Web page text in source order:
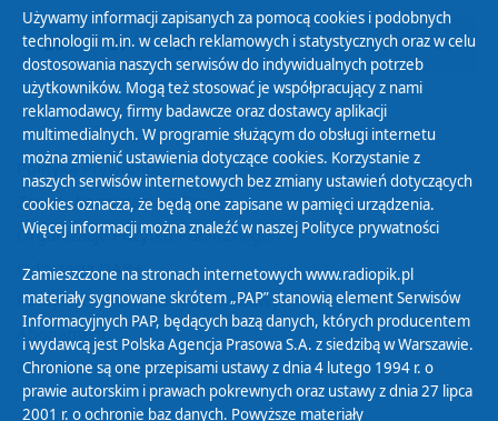
26 27 28 29 30 31 01
Polityka Prywatności
Zasady korzystania z Serwisu
Organizacje Pożytku Publicznego
Cyfryzacja DAB+
Polityka ochrony danych osobowych
Abonament
Zamówienia publiczne
Używamy informacji zapisanych za pomocą cookies i podobnych
technologii m.in. w celach reklamowych i statystycznych oraz w celu
dostosowania naszych serwisów do indywidualnych potrzeb
użytkowników. Mogą też stosować je współpracujący z nami
reklamodawcy, firmy badawcze oraz dostawcy aplikacji
multimedialnych. W programie służącym do obsługi internetu
można zmienić ustawienia dotyczące cookies. Korzystanie z
naszych serwisów internetowych bez zmiany ustawień dotyczących
cookies oznacza, że będą one zapisane w pamięci urządzenia.
Więcej informacji można znaleźć w naszej Polityce prywatności
Zamieszczone na stronach internetowych www.radiopik.pl
materiały sygnowane skrótem „PAP” stanowią element Serwisów
Informacyjnych PAP, będących bazą danych, których producentem
i wydawcą jest Polska Agencja Prasowa S.A. z siedzibą w Warszawie.
Chronione są one przepisami ustawy z dnia 4 lutego 1994 r. o
prawie autorskim i prawach pokrewnych oraz ustawy z dnia 27 lipca
2001 r. o ochronie baz danych. Powyższe materiały